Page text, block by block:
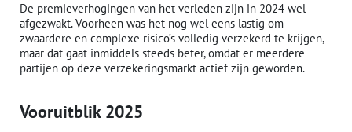
De premieverhogingen van het verleden zijn in 2024 wel
afgezwakt. Voorheen was het nog wel eens lastig om
zwaardere en complexe risico’s volledig verzekerd te krijgen,
maar dat gaat inmiddels steeds beter, omdat er meerdere
partijen op deze verzekeringsmarkt actief zijn geworden.
Vooruitblik 2025